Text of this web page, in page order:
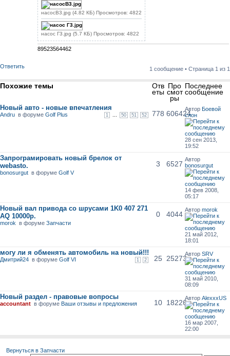
насосВ3.jpg (4.82 КБ) Просмотров: 4822
насос Г3.jpg (5.7 КБ) Просмотров: 4822
89523564462
Ответить 1 сообщение • Страница 1 из 1
Похожие темы Отв
еты
Про
смот
ры
Последнее
сообщение
Новый авто - новые впечатления
1 ... 50 51 52
Andru в форумеGolf Plus 778 606424
Автор Боевой
слон
28 сен 2013,
19:52
Запрограмировать новый брелок от
webasto.
bonosurgut в форумеGolf V
3 6527
Автор
bonosurgut
14 фев 2008,
05:17
Новый вал привода со шрусами 1K0 407 271
AQ 10000р.
morok в форумеЗапчасти
0 4044
Автор morok
21 май 2012,
18:01
могу ли я обменять автомобиль на новый!!!
1 2
Дмитрий24 в форумеGolf VI 25 25273
Автор SRV
31 май 2010,
08:09
Новый раздел - правовые вопросы
accountant в форуме Ваши отзывы и предложения 10 18226
Автор AlexxxUS
16 мар 2007,
22:00
Вернуться в Запчасти